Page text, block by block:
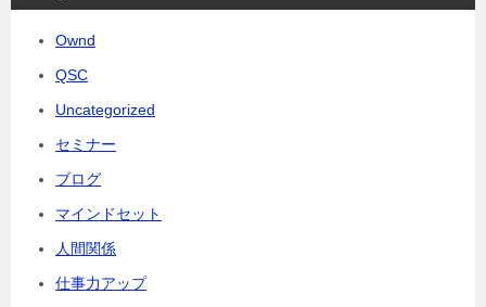
Ownd
QSC
Uncategorized
セミナー
ブログ
マインドセット
人間関係
仕事力アップ